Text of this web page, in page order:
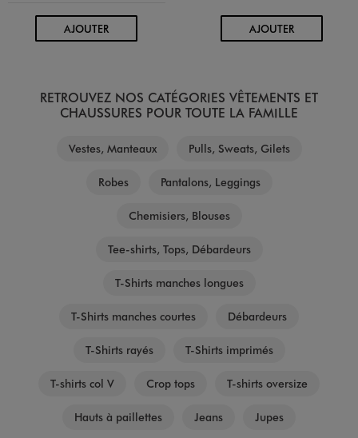
AJOUTERAU PANIER AJOUTERAU PANIER
RETROUVEZ NOS CATÉGORIES VÊTEMENTS ET
CHAUSSURES POUR TOUTE LA FAMILLE
Vestes, Manteaux Pulls, Sweats, Gilets
Robes Pantalons, Leggings
Chemisiers, Blouses
Tee-shirts, Tops, Débardeurs
T-Shirts manches longues
T-Shirts manches courtes Débardeurs
T-Shirts rayés T-Shirts imprimés
T-shirts col V Crop tops T-shirts oversize
Hauts à paillettes Jeans Jupes